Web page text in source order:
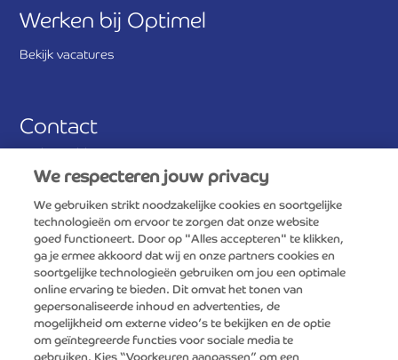
Werken bij Optimel
Bekijk vacatures
Contact
Veelgestelde vragen
Antwoordnummer 390
3800 VB Amersfoort
Consumentenservice FrieslandCampina
0800-0765
We respecteren jouw privacy
We gebruiken strikt noodzakelijke cookies en soortgelijke
technologieën om ervoor te zorgen dat onze website
goed functioneert. Door op "Alles accepteren" te klikken,
ga je ermee akkoord dat wij en onze partners cookies en
soortgelijke technologieën gebruiken om jou een optimale
online ervaring te bieden. Dit omvat het tonen van
gepersonaliseerde inhoud en advertenties, de
mogelijkheid om externe video’s te bekijken en de optie
om geïntegreerde functies voor sociale media te
gebruiken. Kies “Voorkeuren aanpassen” om een